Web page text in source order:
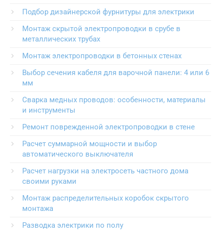
Подбор дизайнерской фурнитуры для электрики
Монтаж скрытой электропроводки в срубе в
металлических трубах
Монтаж электропроводки в бетонных стенах
Выбор сечения кабеля для варочной панели: 4 или 6
мм
Сварка медных проводов: особенности, материалы
и инструменты
Ремонт поврежденной электропроводки в стене
Расчет суммарной мощности и выбор
автоматического выключателя
Расчет нагрузки на электросеть частного дома
своими руками
Монтаж распределительных коробок скрытого
монтажа
Разводка электрики по полу